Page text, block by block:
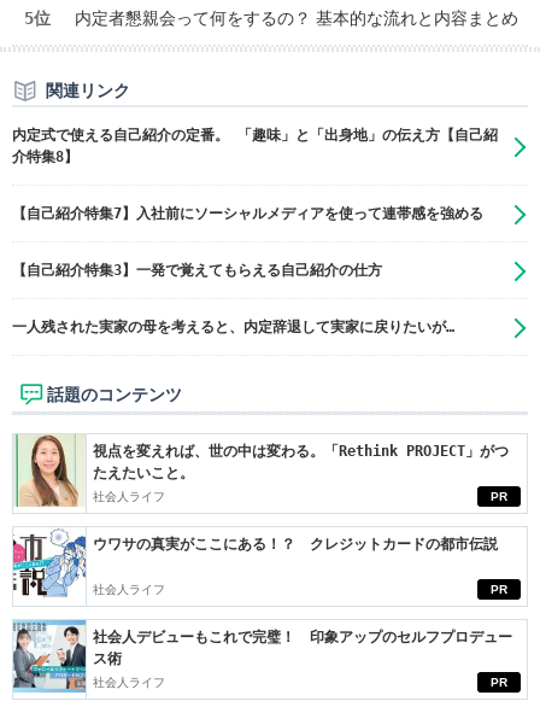
5位 内定者懇親会って何をするの？ 基本的な流れと内容まとめ
関連リンク
内定式で使える自己紹介の定番。 「趣味」と「出身地」の伝え方【自己紹
介特集8】
【自己紹介特集7】入社前にソーシャルメディアを使って連帯感を強める
【自己紹介特集3】一発で覚えてもらえる自己紹介の仕方
一人残された実家の母を考えると、内定辞退して実家に戻りたいが…
話題のコンテンツ
PR
視点を変えれば、世の中は変わる。「Rethink PROJECT」がつ
たえたいこと。
社会人ライフ
PR
ウワサの真実がここにある！？ クレジットカードの都市伝説
社会人ライフ
PR
社会人デビューもこれで完璧！ 印象アップのセルフプロデュー
ス術
社会人ライフ